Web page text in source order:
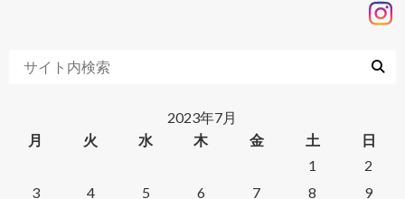
2023年7月
月
火 水 木 金 土
日
1
2
3
4 5 6 7 8
9